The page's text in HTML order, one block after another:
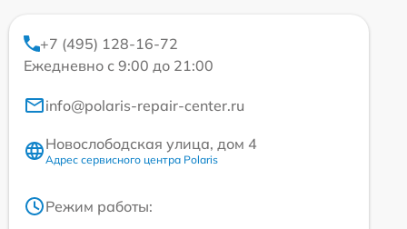
+7 (495) 128-16-72
Ежедневно с 9:00 до 21:00
info@polaris-repair-center.ru
Новослободская улица, дом 4
Адрес сервисного центра Polaris
Режим работы: